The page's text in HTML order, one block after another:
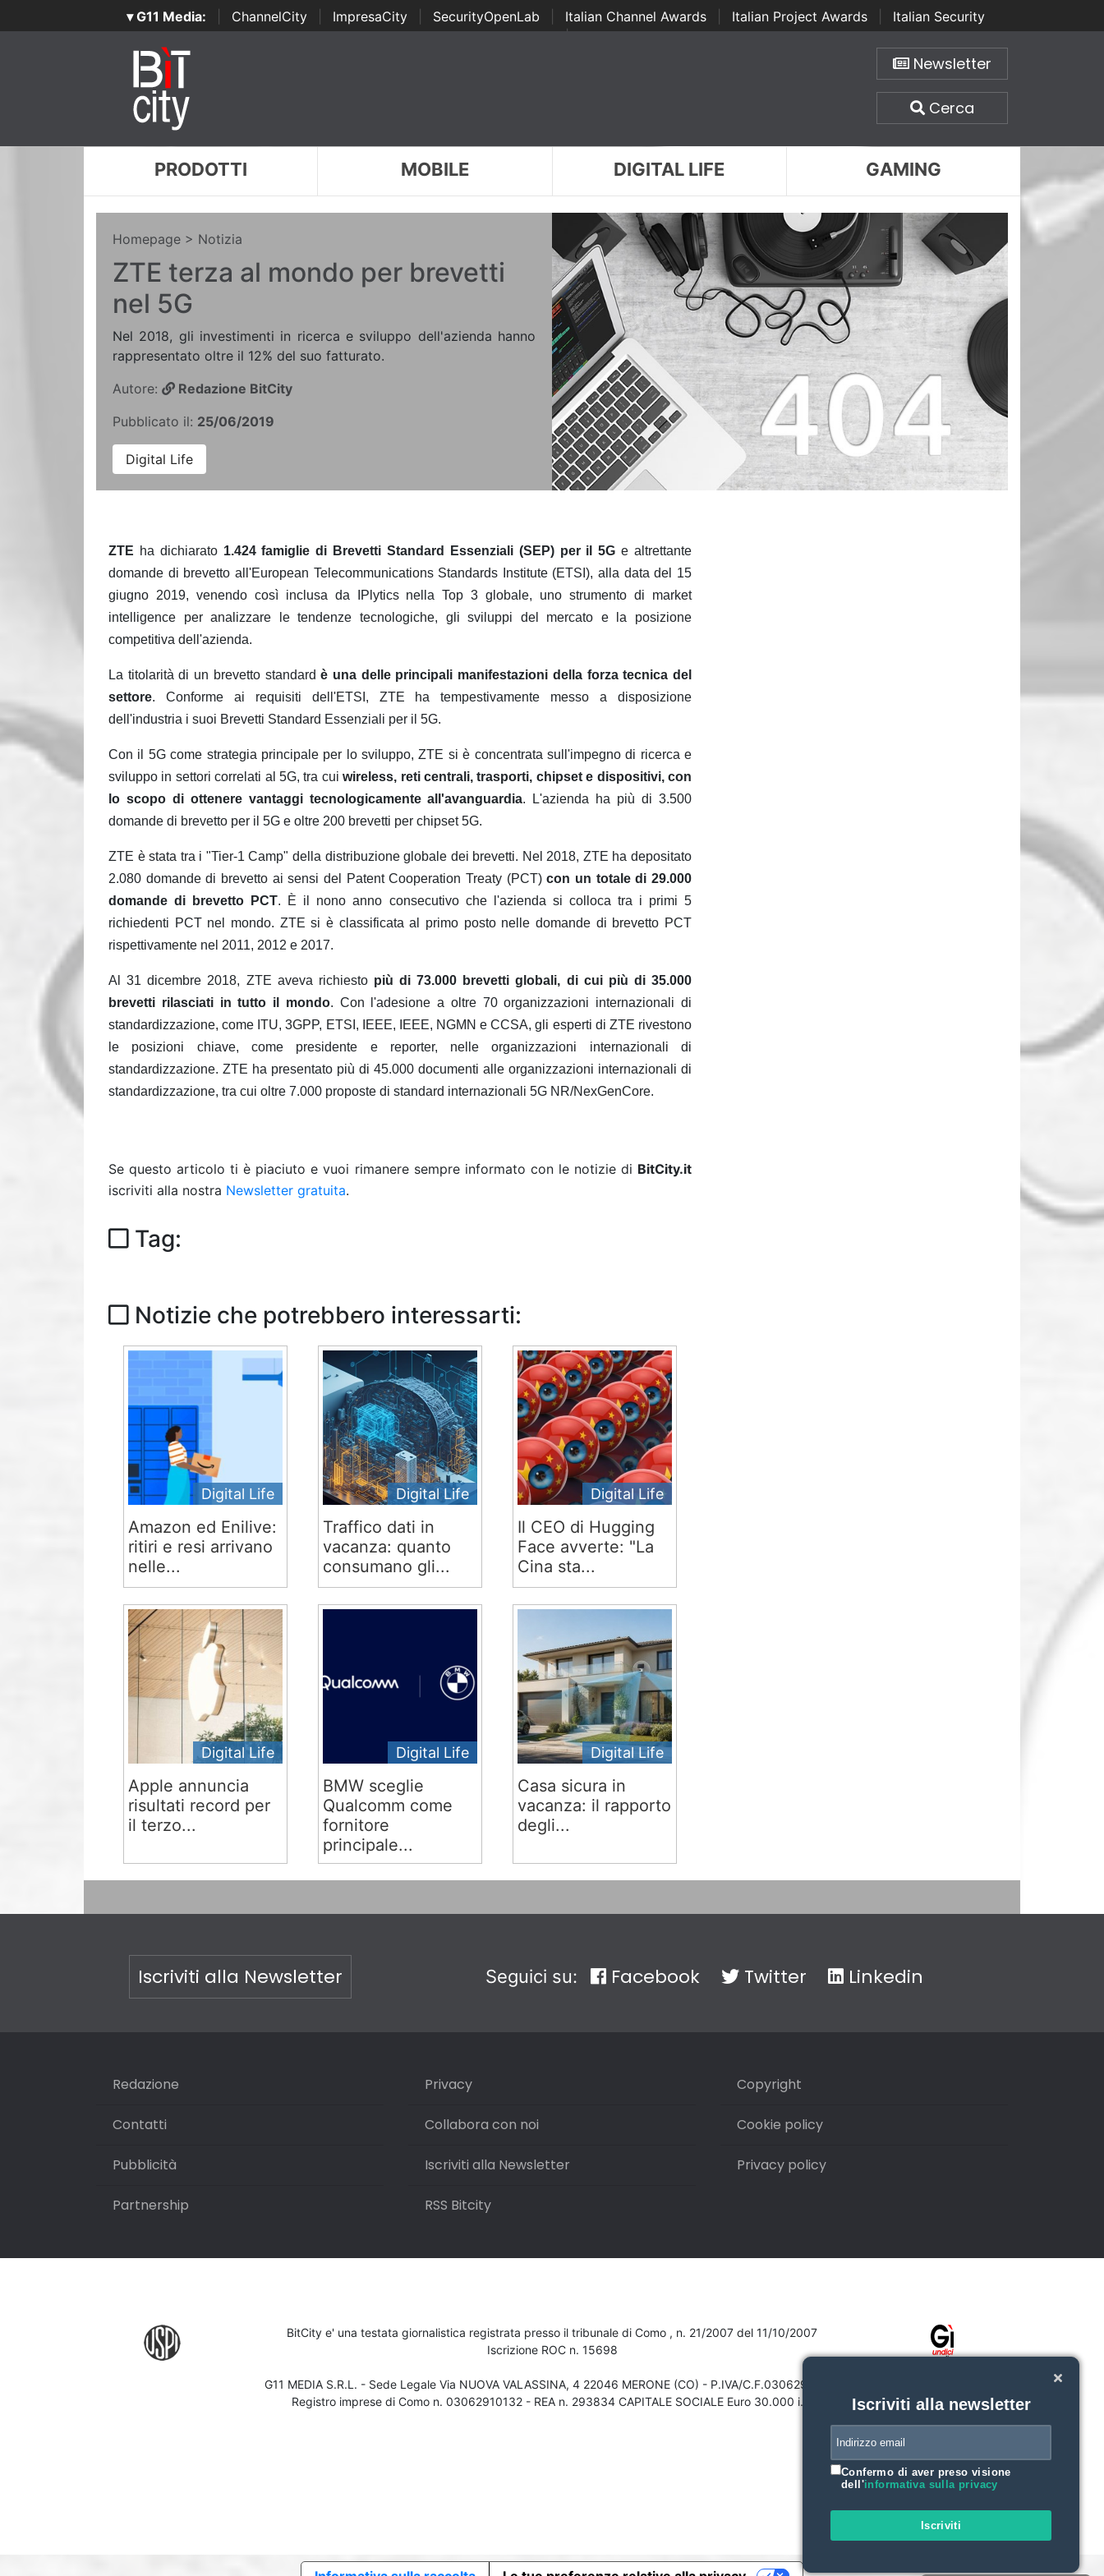
▾ G11 Media: ChannelCity ImpresaCity SecurityOpenLab Italian Channel Awards Italian Project Awards
Italian Security
Awards | ...
Newsletter
Cerca
PRODOTTI MOBILE DIGITAL LIFE GAMING
Homepage > Notizia
ZTE terza al mondo per brevetti
nel 5G
Nel 2018, gli investimenti in ricerca e sviluppo dell'azienda hanno
rappresentato oltre il 12% del suo fatturato.
Autore:
Redazione BitCity
Pubblicato il: 25/06/2019
Digital Life
ZTE ha dichiarato 1.424 famiglie di Brevetti Standard Essenziali (SEP) per il 5G e altrettante
domande di brevetto all'European Telecommunications Standards Institute (ETSI), alla data del 15
giugno 2019, venendo così inclusa da IPlytics nella Top 3 globale, uno strumento di market
intelligence per analizzare le tendenze tecnologiche, gli sviluppi del mercato e la posizione
competitiva dell'azienda.
La titolarità di un brevetto standardè una delle principali manifestazioni della forza tecnica del
settore. Conforme ai requisiti dell'ETSI, ZTE ha tempestivamente messo a disposizione
dell'industria i suoi Brevetti Standard Essenziali per il 5G.
Con il 5G come strategia principale per lo sviluppo, ZTE si è concentrata sull'impegno di ricerca e
sviluppo in settori correlati al 5G, tra cuiwireless, reti centrali, trasporti, chipset e dispositivi, con
lo scopo di ottenere vantaggi tecnologicamente all'avanguardia. L'azienda ha più di 3.500
domande di brevetto per il 5G e oltre 200 brevetti per chipset 5G.
ZTE è stata tra i "Tier-1 Camp" della distribuzione globale dei brevetti. Nel 2018, ZTE ha depositato
2.080 domande di brevetto ai sensi del Patent Cooperation Treaty (PCT)con un totale di 29.000
domande di brevetto PCT. È il nono anno consecutivo che l'azienda si colloca tra i primi 5
richiedenti PCT nel mondo. ZTE si è classificata al primo posto nelle domande di brevetto PCT
rispettivamente nel 2011, 2012 e 2017.
Al 31 dicembre 2018, ZTE aveva richiesto più di 73.000 brevetti globali, di cui più di 35.000
brevetti rilasciati in tutto il mondo. Con l'adesione a oltre 70 organizzazioni internazionali di
standardizzazione, come ITU, 3GPP, ETSI, IEEE, IEEE, NGMN e CCSA, gli esperti di ZTE rivestono
le posizioni chiave, come presidente e reporter, nelle organizzazioni internazionali di
standardizzazione. ZTE ha presentato più di 45.000 documenti alle organizzazioni internazionali di
standardizzazione, tra cui oltre 7.000 proposte di standard internazionali 5G NR/NexGenCore.
Se questo articolo ti è piaciuto e vuoi rimanere sempre informato con le notizie di BitCity.it
iscriviti alla nostra Newsletter gratuita.
Tag:
Notizie che potrebbero interessarti:
Digital Life
Amazon ed Enilive:
ritiri e resi arrivano
nelle...
Digital Life
Traffico dati in
vacanza: quanto
consumano gli...
Digital Life
Il CEO di Hugging
Face avverte: "La
Cina sta...
Digital Life
Apple annuncia
risultati record per
il terzo...
Digital Life
BMW sceglie
Qualcomm come
fornitore
principale...
Digital Life
Casa sicura in
vacanza: il rapporto
degli...
Iscriviti alla Newsletter Seguici su: Facebook Twitter Linkedin
Redazione
Contatti
Pubblicità
Partnership
Privacy
Collabora con noi
Iscriviti alla Newsletter
RSS Bitcity
Copyright
Cookie policy
Privacy policy
BitCity e' una testata giornalistica registrata presso il tribunale di Como , n. 21/2007 del 11/10/2007
Iscrizione ROC n. 15698
G11 MEDIA S.R.L. - Sede Legale Via NUOVA VALASSINA, 4 22046 MERONE (CO) - P.IVA/C.F.03062910132
Registro imprese di Como n. 03062910132 - REA n. 293834 CAPITALE SOCIALE Euro 30.000 i.v.
Iscriviti alla newsletter
Confermo di aver preso visione
dell'informativa sulla privacy
Iscriviti